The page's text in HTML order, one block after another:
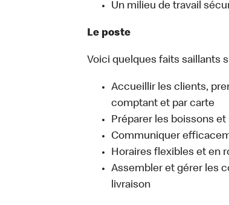
Un milieu de travail
Le poste
Voici quelques faits saillants
Accueillir les clients,
comptant et par carte
Préparer les boissons
Communiquer
Horaires flexibles et en
Assembler et gérer les
livraison